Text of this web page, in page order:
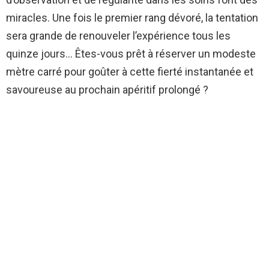
miracles. Une fois le premier rang dévoré, la tentation
sera grande de renouveler l’expérience tous les
quinze jours… Êtes-vous prêt à réserver un modeste
mètre carré pour goûter à cette fierté instantanée et
savoureuse au prochain apéritif prolongé ?